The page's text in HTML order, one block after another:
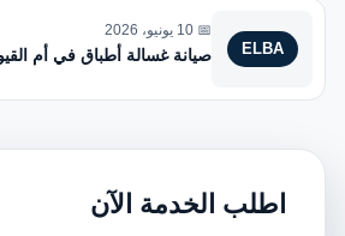
ELBA
📅 10 يونيو، 2026
صيانة غسالة أطباق في أم
اطلب الخدمة الآن